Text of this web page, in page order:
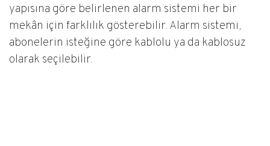
yapısına göre belirl​enen alarm sistemi her bir
mekân için farklılık gösterebilir. Alarm sistemi,
abonelerin isteğine göre kablolu ya da kablosuz
olarak seçilebilir.​